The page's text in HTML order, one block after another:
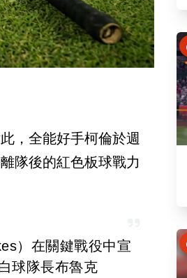
，全能好手柯倫於週
隊後的紅色板球戰力
）在關鍵戰役中宣
球隊長布魯克